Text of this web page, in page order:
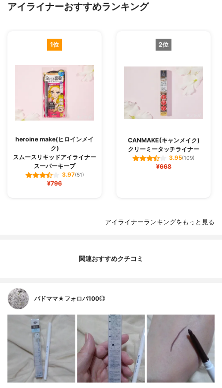
アイライナーおすすめランキング
1位
heroine make(ヒロインメイ
ク)
スムースリキッドアイライナー
スーパーキープ
3.97(51)
¥796
2位
CANMAKE(キャンメイク)
クリーミータッチライナー
3.95(109)
¥668
アイライナーランキングをもっと見る
関連おすすめクチコミ
バドママ★フォロバ100◎